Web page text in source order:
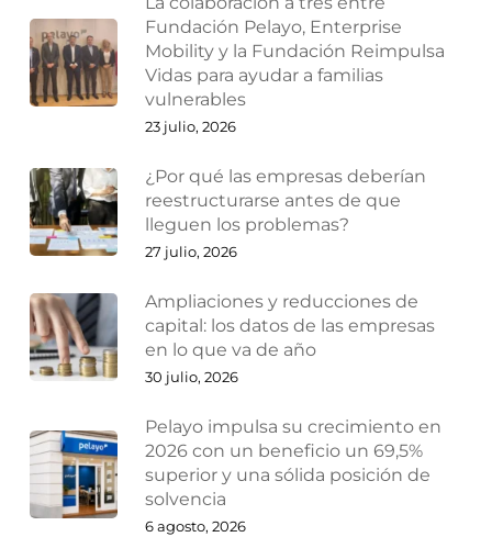
Fundación Pelayo, Enterprise
Mobility y la Fundación Reimpulsa
Vidas para ayudar a familias
vulnerables
23 julio, 2026
¿Por qué las empresas deberían
reestructurarse antes de que
lleguen los problemas?
27 julio, 2026
Ampliaciones y reducciones de
capital: los datos de las empresas
en lo que va de año
30 julio, 2026
Pelayo impulsa su crecimiento en
2026 con un beneficio un 69,5%
superior y una sólida posición de
solvencia
6 agosto, 2026